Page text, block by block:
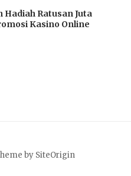
Hadiah Ratusan Juta
Kasino Online
by SiteOrigin